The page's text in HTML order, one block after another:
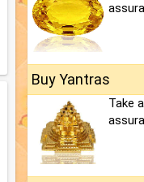
Buy Yantras
Take